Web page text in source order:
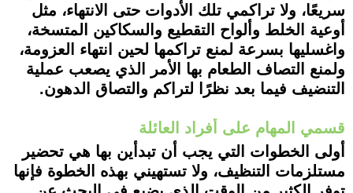
سريعًا، ولا تراكمي تلك الأدوات حتى الانتهاء، مثل
أوعية الخلط وألواح التقطيع والسكاكين المتسخة،
واغسليها بسرعة لمنع تراكمها لحين انتهاء العزومة،
ولمنع التصاف الطعام بها الأمر الذي يصعب عملية
التنضيف فيما بعد نظرًا لتراكم والتصاق الدهون.
قسمي المهام على أفراد العائلة
أولى الخطوات التي يجب أن تبدأين بها هي تحضير
مستلزمات التنظيف، ولا تستهيني بهذه الخطوة فإنها